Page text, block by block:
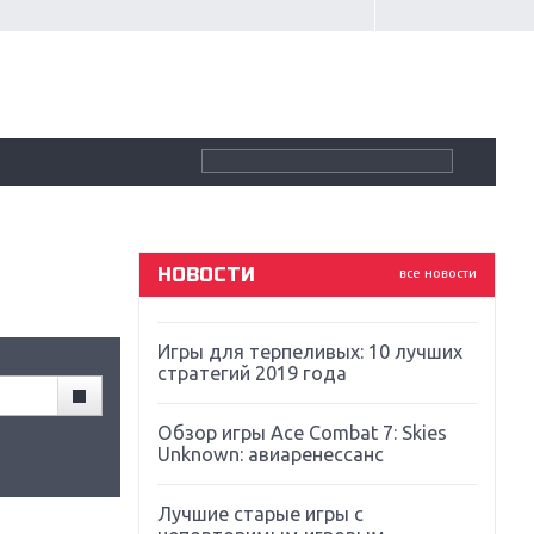
все новости
НОВОСТИ
Souls
Far Cry 5: хвалить нельзя ругать
Игры для терпеливых: 10 лучших
стратегий 2019 года
Обзор игры Ace Combat 7: Skies
Unknown: авиаренессанс
Лучшие старые игры с